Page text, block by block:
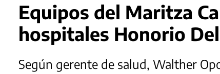
Equipos del Maritza
hospitales Honorio
Según gerente de salud, Walther